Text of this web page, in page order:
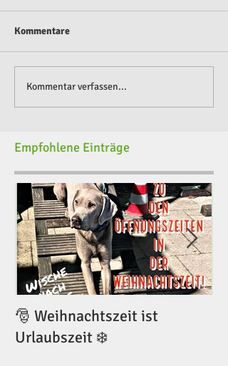
Kommentare
Kommentar verfassen...
Empfohlene Einträge
🎅 Weihnachtszeit ist
Urlaubszeit ❄️